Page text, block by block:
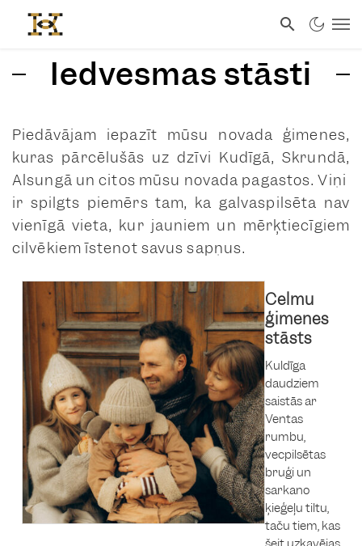
Iedvesmas stāsti
Piedāvājam iepazīt mūsu novada ģimenes,
kuras pārcēlušās uz dzīvi Kudīgā, Skrundā,
Alsungā un citos mūsu novada pagastos. Viņi
ir spilgts piemērs tam, ka galvaspilsēta nav
vienīgā vieta, kur jauniem un mērķtiecīgiem
cilvēkiem īstenot savus sapņus.
Celmu
ģimenes
stāsts
Kuldīga
daudziem
saistās ar
Ventas
rumbu,
vecpilsētas
bruģi un
sarkano
ķieģeļu tiltu,
taču tiem, kas